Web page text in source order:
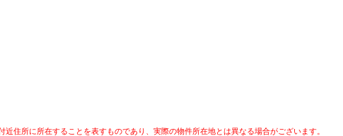
住所に所在することを表すものであり、実際の物件所在地とは異なる場合がございます。